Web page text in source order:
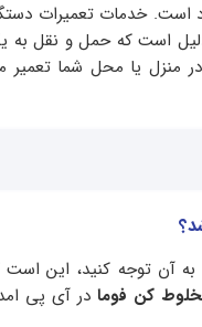
است. خدمات تعمیرات
است که حمل و نقل به
منزل یا محل شما تعمیر
به آن توجه کنید، این است
کن فومادر آی پی